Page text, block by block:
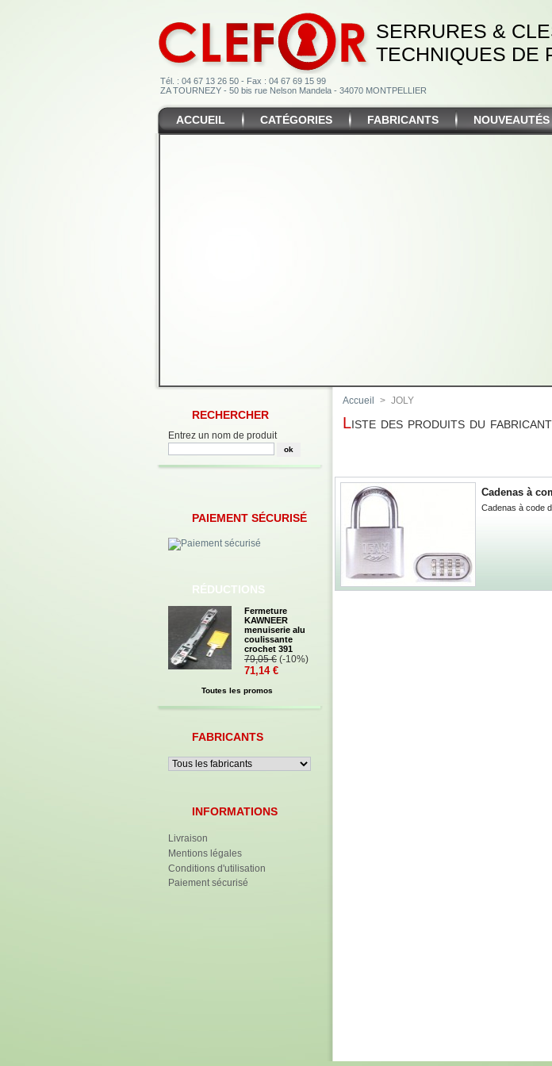
SERRURES &
TECHNIQUES DE
Tél. : 04 67 13 26 50 - Fax : 04 67 69 15 99
ZA TOURNEZY - 50 bis rue Nelson Mandela - 34070 MONTPELLIER
ACCUEIL CATÉGORIES FABRICANTS NOUVEAUTÉS
RECHERCHER
Entrez un nom de produit
PAIEMENT SÉCURISÉ
RÉDUCTIONS
Fermeture
KAWNEER
menuiserie alu
coulissante
crochet 391
79,05 € (-10%)
71,14 €
Toutes les promos
FABRICANTS
INFORMATIONS
Livraison
Mentions légales
Conditions d'utilisation
Paiement sécurisé
Accueil > JOLY
Liste des produits du
Cadenas à
Cadenas à code